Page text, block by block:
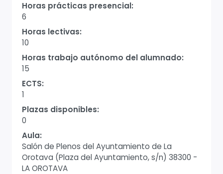
Horas prácticas presencial:
6
Horas lectivas:
10
Horas trabajo autónomo del alumnado:
15
ECTS:
1
Plazas disponibles:
0
Aula:
Salón de Plenos del Ayuntamiento de La
Orotava (Plaza del Ayuntamiento, s/n) 38300 -
LA OROTAVA